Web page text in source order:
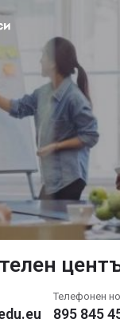
Телефонен
895 845